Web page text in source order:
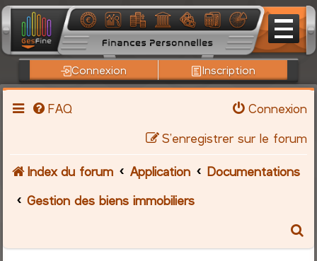
Connexion Inscription
FAQ
Connexion
S’enregistrer sur le forum
Index du forum Application
Documentations
Gestion des biens immobiliers